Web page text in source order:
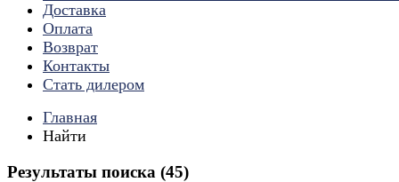
Доставка
Оплата
Возврат
Контакты
Стать дилером
Главная
Найти
Результаты поиска (45)